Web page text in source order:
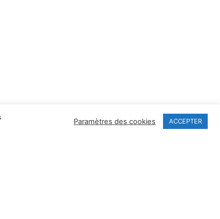
Paramètres des cookies ACCEPTER